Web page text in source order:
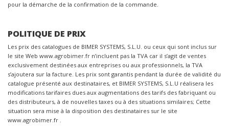
pour la démarche de la confirmation de la commande.
POLITIQUE DE PRIX
Les prix des catalogues de BIMER SYSTEMS, S.L.U. ou ceux qui sont inclus sur
le site Web www.agrobimer.fr n’incluent pas la TVA car il s’agit de ventes
exclusivement destinées aux entreprises ou aux professionnels, la TVA
s’ajoutera sur la facture. Les prix sont garantis pendant la durée de validité du
catalogue présenté aux destinataires, et BIMER SYSTEMS, S.L.U réalisera les
modifications tarifaires dues aux augmentations des tarifs des fabriquant ou
des distributeurs, à de nouvelles taxes ou à des situations similaires; Cette
situation sera mise à la disposition des destinataires sur le site
www.agrobimer.fr .